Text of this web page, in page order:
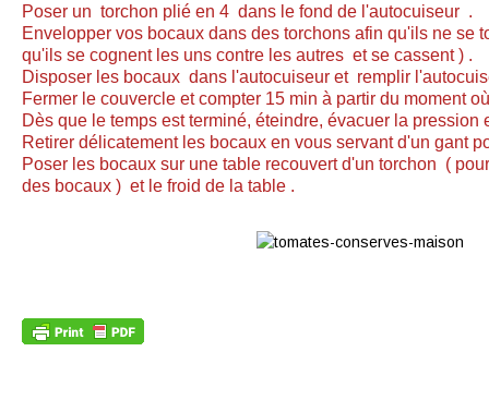
Poser un torchon plié en 4 dans le fond de l'autocuiseur .
Envelopper vos bocaux dans des torchons afin qu'ils ne se
qu'ils se cognent les uns contre les autres et se cassent ) .
Disposer les bocaux dans l'autocuiseur et remplir
Fermer le couvercle et compter 15 min à partir du moment
Dès que le temps est terminé, éteindre, évacuer la pression
Retirer délicatement les bocaux en vous servant d'un gant
Poser les bocaux sur une table recouvert d'un torchon (
des bocaux ) et le froid de la table .